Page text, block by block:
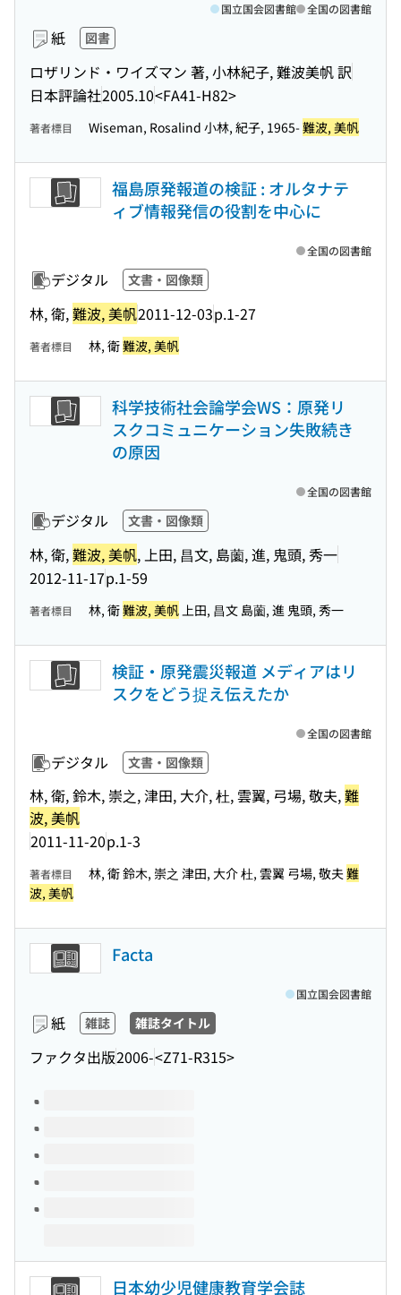
紙 図書
ロザリンド・ワイズマン 著, 小林紀子, 難波美帆 訳
日本評論社2005.10<FA41-H82>
国立国会図書館 全国の図書館
著者標目 Wiseman, Rosalind 小林, 紀子, 1965-難波, 美帆
福島原発報道の検証 : オルタナテ
ィブ情報発信の役割を中心に
デジタル 文書・図像類
林, 衛,難波, 美帆2011-12-03p.1-27
全国の図書館
著者標目 林, 衛難波, 美帆
科学技術社会論学会WS：原発リ
スクコミュニケーション失敗続き
の原因
デジタル 文書・図像類
林, 衛,難波, 美帆, 上田, 昌文, 島薗, 進, 鬼頭, 秀一
2012-11-17p.1-59
全国の図書館
著者標目 林, 衛難波, 美帆上田, 昌文 島薗, 進 鬼頭, 秀一
検証・原発震災報道 メディアはリ
スクをどう捉え伝えたか
デジタル 文書・図像類
林, 衛, 鈴木, 崇之, 津田, 大介, 杜, 雲翼, 弓場, 敬夫,難
波, 美帆
2011-11-20p.1-3
全国の図書館
著者標目 林, 衛 鈴木, 崇之 津田, 大介 杜, 雲翼 弓場, 敬夫 難
波, 美帆
Facta
紙 雑誌 雑誌タイトル
ファクタ出版2006-<Z71-R315>
国立国会図書館
このタイトルの巻号
日本幼少児健康教育学会誌